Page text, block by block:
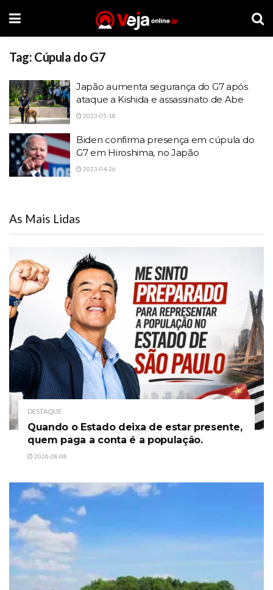
Tag: Cúpula do G7
Japão aumenta segurança do G7 após
ataque a Kishida e assassinato de Abe
2023-05-18
Biden confirma presença em cúpula do
G7 em Hiroshima, no Japão
2023-04-26
As Mais Lidas
DESTAQUE
Quando o Estado deixa de estar presente,
quem paga a conta é a população.
2026-08-08